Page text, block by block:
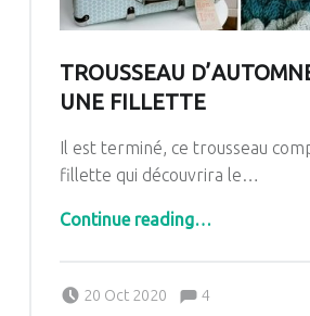
TROUSSEAU
UNE FILLETTE
Il est terminé, ce trousseau
fillette qui découvrira le…
Continue reading…
20 Oct 2020
Pascale G&-BdC-WKF
Comments:
4